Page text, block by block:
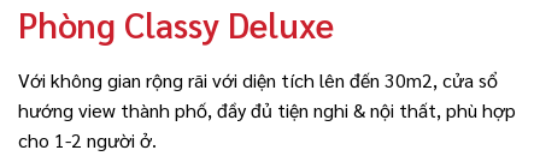
Phòng Classy Deluxe
Với không gian rộng rãi với diện tích lên đến 30m2, cửa sổ
hướng view thành phố, đầy đủ tiện nghi & nội thất, phù hợp
cho 1-2 người ở.